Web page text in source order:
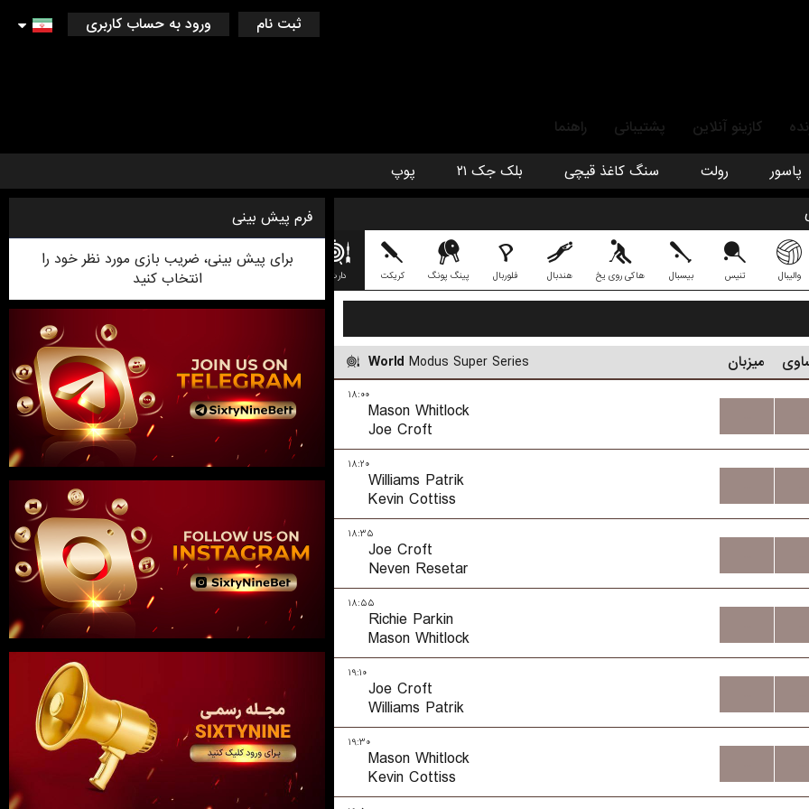
ثبت نام ورود به حساب کاربری
کازینو آنلاین پشتیبانی راهنما
پاسور رولت سنگ کاغذ قیچی بلک جک ۲۱
پوپ
والیبال تنیس بیسبال هاکی روی یخ هندبال فلوربال پینگ پونگ کریکت دارت
World Modus Super Series میزبان
۱۸:۰۰
Mason Whitlock
Joe Croft
۱۸:۲۰
Williams Patrik
Kevin Cottiss
۱۸:۳۵
Joe Croft
Neven Resetar
۱۸:۵۵
Richie Parkin
Mason Whitlock
۱۹:۱۰
Joe Croft
Williams Patrik
۱۹:۳۰
Mason Whitlock
Kevin Cottiss
فرم پیش بینی
برای پیش بینی، ضریب بازی مورد نظر خود را
انتخاب کنید